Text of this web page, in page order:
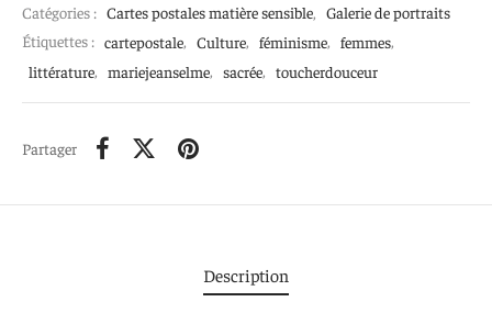
Catégories : Cartes postales matière sensible, Galerie de portraits
Étiquettes : cartepostale, Culture, féminisme, femmes,
littérature, mariejeanselme, sacrée, toucherdouceur
Partager
Description